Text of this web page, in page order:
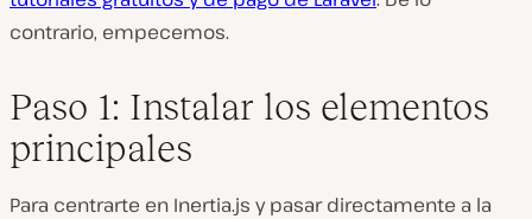
contrario, empecemos.
Paso 1: Instalar los elementos
principales
Para centrarte en Inertia.js y pasar directamente a la